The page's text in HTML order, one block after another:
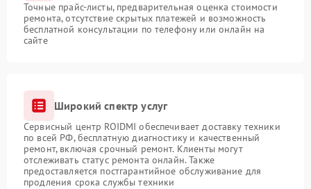
Точные прайс-листы, предварительная оценка стоимости
ремонта, отсутствие скрытых платежей и возможность
бесплатной консультации по телефону или онлайн на
сайте
Широкий спектр услуг
Сервисный центр ROIDMI обеспечивает доставку техники
по всей РФ, бесплатную диагностику и качественный
ремонт, включая срочный ремонт. Клиенты могут
отслеживать статус ремонта онлайн. Также
предоставляется постгарантийное обслуживание для
продления срока службы техники